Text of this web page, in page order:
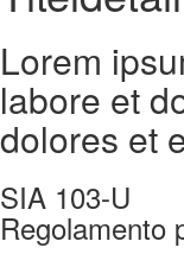
Lorem
labore et
dolores et
SIA 103-U
Regolamento